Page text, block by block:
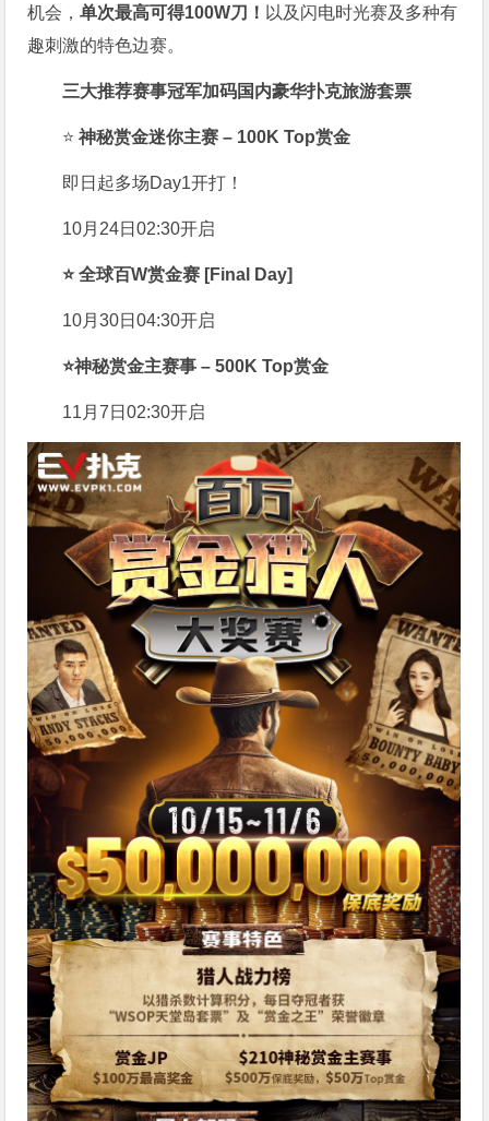
机会，单次最高可得100W刀！ 以及闪电时光赛及多种有
趣刺激的特色边赛。
三大推荐赛事冠军加码国内豪华扑克旅游套票
⭐神秘赏金迷你主赛 – 100K Top赏金
即日起多场Day1开打！
10月24日02:30开启
⭐全球百W赏金赛 [Final Day]
10月30日04:30开启
⭐神秘赏金主赛事 – 500K Top赏金
11月7日02:30开启